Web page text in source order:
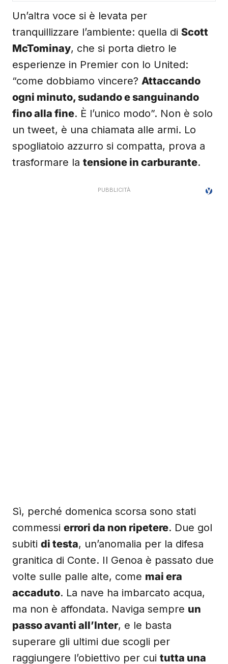
Un’altra voce si è levata per
tranquillizzare l’ambiente: quella di Scott
McTominay, che si porta dietro le
esperienze in Premier con lo United:
“come dobbiamo vincere? Attaccando
ogni minuto, sudando e sanguinando
fino alla fine. È l’unico modo”. Non è solo
un tweet, è una chiamata alle armi. Lo
spogliatoio azzurro si compatta, prova a
trasformare la tensione in carburante.
Sì, perché domenica scorsa sono stati
commessi errori da non ripetere. Due gol
subiti di testa, un’anomalia per la difesa
granitica di Conte. Il Genoa è passato due
volte sulle palle alte, come mai era
accaduto. La nave ha imbarcato acqua,
ma non è affondata. Naviga sempre un
passo avanti all’Inter, e le basta
superare gli ultimi due scogli per
raggiungere l’obiettivo per cui tutta una